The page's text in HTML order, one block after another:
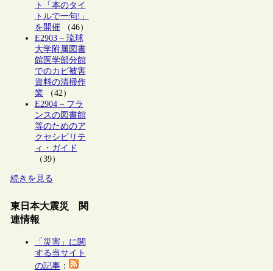
ト「本のタイ
トルで一句!」
を開催（46）
E2903 – 琉球
大学附属図書
館医学部分館
でのカビ被害
資料の清掃作
業（42）
E2904 – フラ
ンスの図書館
等のためのア
クセシビリテ
ィ・ガイド
（39）
続きを見る
東日本大震災 関
連情報
「災害」に関
する当サイト
の記事：